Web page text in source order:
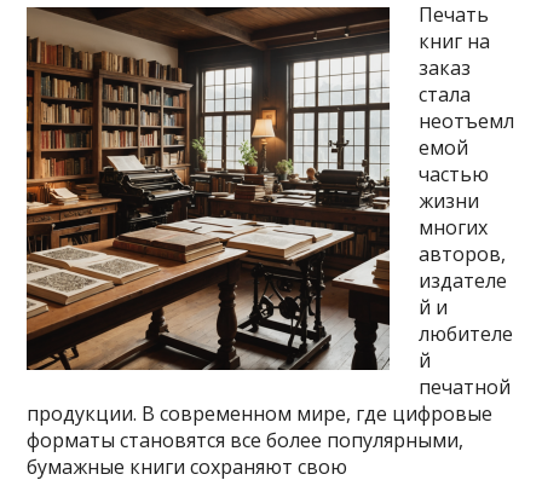
Печать
книг на
заказ
стала
неотъемл
емой
частью
жизни
многих
авторов,
издателе
й и
любителе
й
печатной
продукции. В современном мире, где цифровые
форматы становятся все более популярными,
бумажные книги сохраняют свою